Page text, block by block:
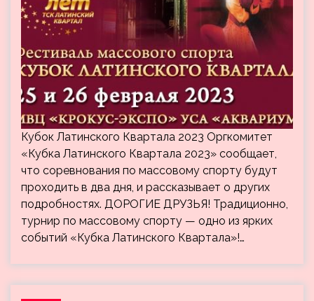
Кубок Латинского Квартала 2023 Оргкомитет
«Кубка Латинского Квартала 2023» сообщает,
что соревнования по массовому спорту будут
проходить в два дня, и рассказывает о других
подробностях. ДОРОГИЕ ДРУЗЬЯ! Традиционно,
турнир по массовому спорту — одно из ярких
событий «Кубка Латинского Квартала»!…